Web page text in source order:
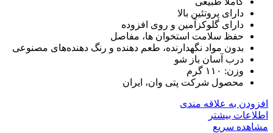
دارای پروتئین بالا
دارای گلوکزآمین و روی افزوده
حفظ سلامت استخوان ها، مفاصل
بدون مواد نگهدارنده، طعم دهنده و رنگ دهنده‌های مصنوعی
درب آسان باز شو
وزن: ۱۱۰ گرم
محصول شرکت پتی وان، ایران
افزودن به علاقه مندی
اطلاعات بیشتر
مشاهده سریع